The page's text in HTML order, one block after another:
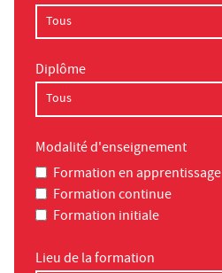
Diplôme
Modalité d'enseignement
Formation en apprentissage
Formation continue
Formation initiale
Lieu de la formation